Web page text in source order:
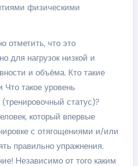
физическими
отметить, что это
для нагрузок низкой и
и объёма. Кто такие
такое уровень
статус)?
который впервые
с отягощениями и/или
правильно упражнения.
Независимо от того каким